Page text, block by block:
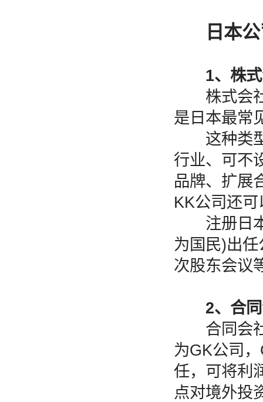
日本
1、株
株式会社
是日本最常
这种类型
行业、可不
品牌、扩展
KK公司还
注册日本
为国民)出
次股东会议
2、合
合同会社
为GK公司
任，可将利
点对境外投